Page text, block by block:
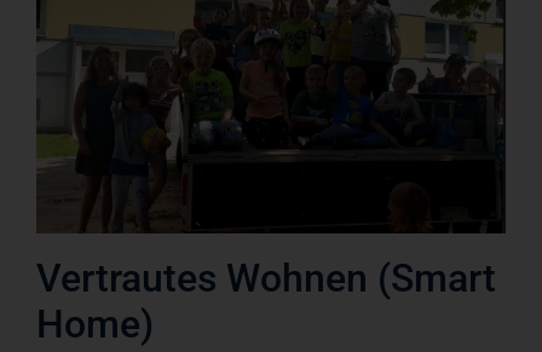
Vertrautes Wohnen (Smart
Home)